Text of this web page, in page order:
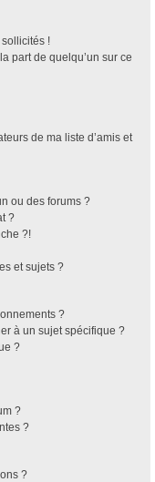
!
part de quelqu’un sur ce
de ma liste d’amis et
ou des forums ?
?
?!
et sujets ?
?
à un sujet spécifique ?
?
?
?
?